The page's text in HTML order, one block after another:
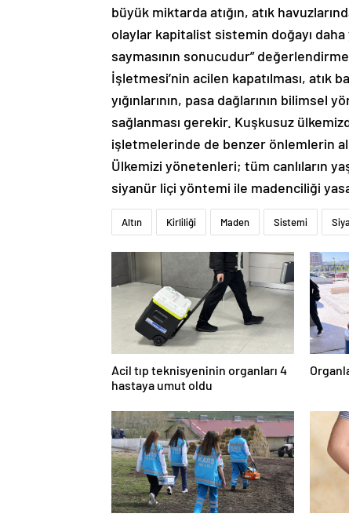
büyük miktarda atığın, atık
olaylar kapitalist sistemin doğayı
saymasının sonucudur”
İşletmesi’nin acilen kapatılması, atık
yığınlarının, pasa dağlarının
sağlanması gerekir. Kuşkusuz
işletmelerinde de benzer önlemlerin
Ülkemizi yönetenleri; tüm canlıların
siyanür liçi yöntemi ile madenciliği
Altın Kirliliği Maden Sistemi
Acil tıp teknisyeninin organları 4
hastaya umut oldu